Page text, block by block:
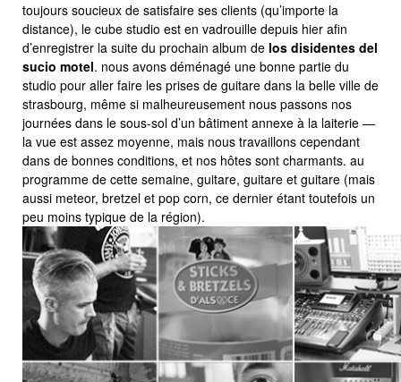
toujours soucieux de satisfaire ses clients (qu’importe la
distance), le cube studio est en vadrouille depuis hier afin
d’enregistrer la suite du prochain album de los disidentes del
sucio motel. nous avons déménagé une bonne partie du
studio pour aller faire les prises de guitare dans la belle ville de
strasbourg, même si malheureusement nous passons nos
journées dans le sous-sol d’un bâtiment annexe à la laiterie —
la vue est assez moyenne, mais nous travaillons cependant
dans de bonnes conditions, et nos hôtes sont charmants. au
programme de cette semaine, guitare, guitare et guitare (mais
aussi meteor, bretzel et pop corn, ce dernier étant toutefois un
peu moins typique de la région).